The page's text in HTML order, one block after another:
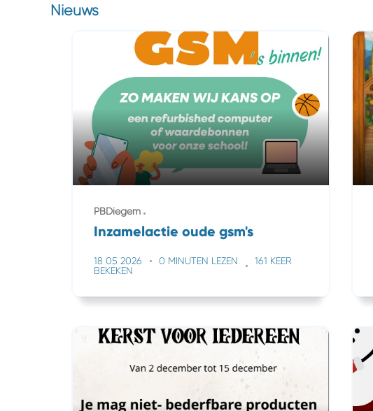
Nieuws
PBDiegem
Inzamelactie oude gsm's
18 05 2026 0 MINUTEN LEZEN
161 KEER
BEKEKEN